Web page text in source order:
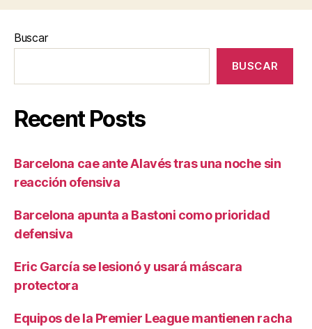
Buscar
BUSCAR
Recent Posts
Barcelona cae ante Alavés tras una noche sin
reacción ofensiva
Barcelona apunta a Bastoni como prioridad
defensiva
Eric García se lesionó y usará máscara
protectora
Equipos de la Premier League mantienen racha